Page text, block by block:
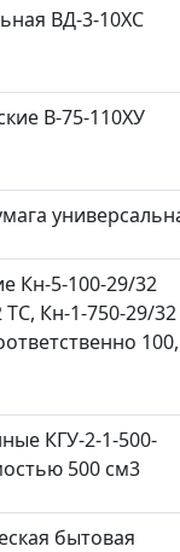
ВД-3-10ХС
В-75-110ХУ
Кн-5-100-29/32
Кн-1-750-29/32
КГУ-2-1-500-
500 см3
бытовая